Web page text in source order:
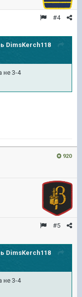
#4
DimsKerch118
не 3-4
920
#5
DimsKerch118
не 3-4